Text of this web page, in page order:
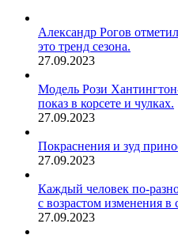
Александр Рогов
это тренд сезона.
27.09.2023
Модель Рози
показ в корсете и чулках.
27.09.2023
Покраснения и зуд
27.09.2023
Каждый человек по-
с возрастом изменения в
27.09.2023